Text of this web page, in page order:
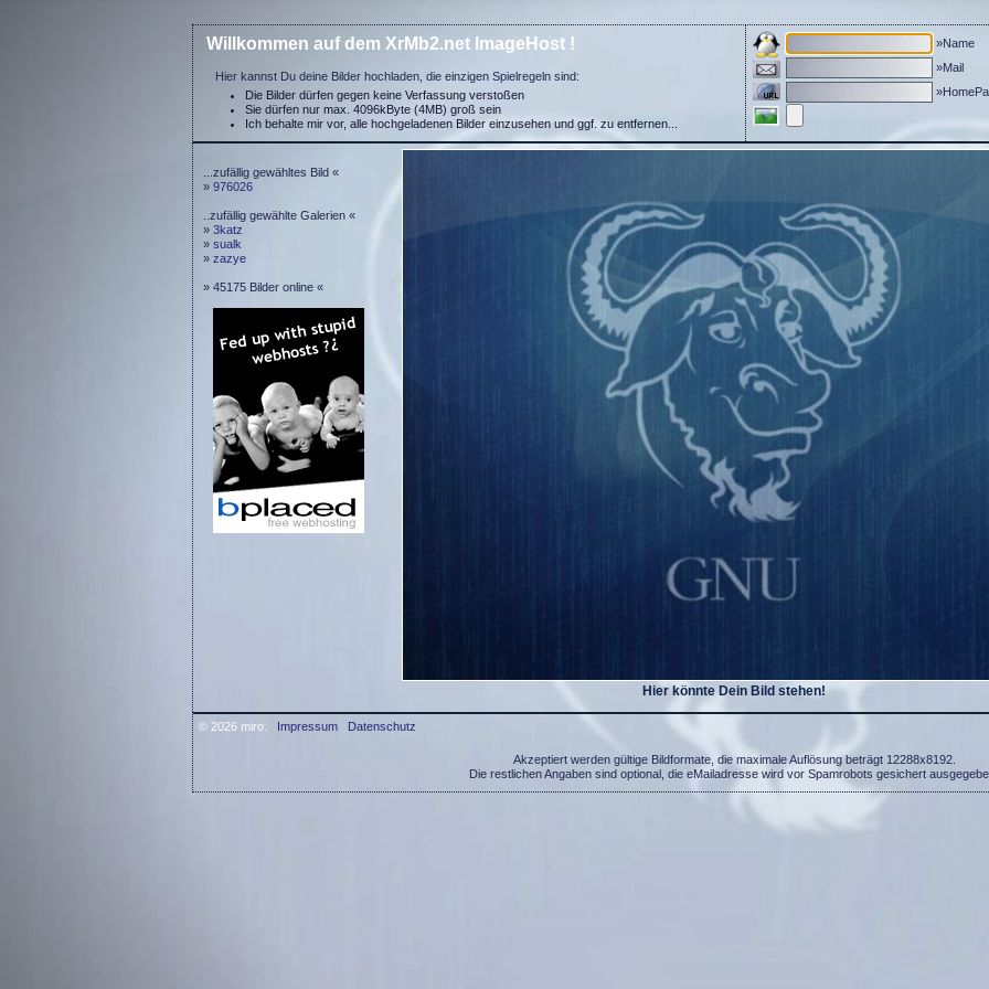
Willkommen auf dem XrMb2.net ImageHost !
Hier kannst Du deine Bilder hochladen, die einzigen Spielregeln sind:
Die Bilder dürfen gegen keine Verfassung verstoßen
Sie dürfen nur max. 4096kByte (4MB) groß sein
Ich behalte mir vor, alle hochgeladenen Bilder einzusehen und ggf. zu entfernen...
»Name
»Mail
...zufällig gewähltes Bild «
» 976026
..zufällig gewählte Galerien «
» 3katz
» sualk
» zazye
» 45175 Bilder online «
Hier könnte Dein Bild stehen!
© 2026 miro. Impressum Datenschutz
Akzeptiert werden gültige Bildformate, die maximale Auflösung beträgt 12288x8192.
Die restlichen Angaben sind optional, die eMailadresse wird vor Spamrobots gesichert